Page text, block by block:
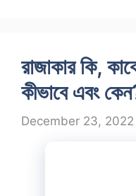
রাজাকার কি,
কীভাবে এবং
December 23, 2022